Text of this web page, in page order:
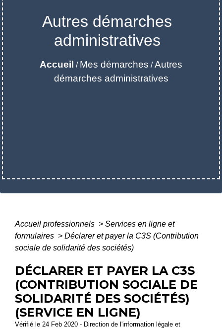
Autres démarches
administratives
Accueil / Mes démarches /Autres
démarches administratives
Accueil professionnels > Services en ligne et
formulaires > Déclarer et payer la C3S (Contribution
sociale de solidarité des sociétés)
DÉCLARER ET PAYER LA C3S
(CONTRIBUTION SOCIALE DE
SOLIDARITÉ DES SOCIÉTÉS)
(SERVICE EN LIGNE)
Vérifié le 24 Feb 2020 - Direction de l'information légale et